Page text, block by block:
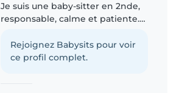
Je suis une baby-sitter en 2nde,
responsable, calme et patiente.
professionnelle, mais je suis très
à l'aise avec les enfants de tous
Rejoignez Babysits pour voir
ce profil complet.